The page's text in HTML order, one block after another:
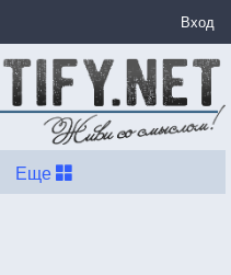
Вход
Еще